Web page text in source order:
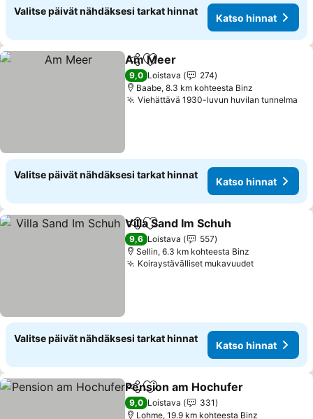
Valitse päivät nähdäksesi tarkat hinnat
Katso hinnat
Jaa Lisää suosikkeihin
Am Meer
9,0 Loistava
274
Baabe, 8.3 km kohteesta Binz
Viehättävä 1930-luvun huvilan tunnelma
Valitse päivät nähdäksesi tarkat hinnat
Katso hinnat
Jaa Lisää suosikkeihin
Villa Sand Im Schuh
9,6 Loistava
557
Sellin, 6.3 km kohteesta Binz
Koiraystävälliset mukavuudet
Valitse päivät nähdäksesi tarkat hinnat
Katso hinnat
Jaa Lisää suosikkeihin
Pension am Hochufer
9,0 Loistava
331
Lohme, 19.9 km kohteesta Binz